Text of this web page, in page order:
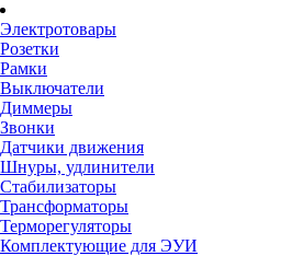
Электротовары
Розетки
Рамки
Выключатели
Диммеры
Звонки
Датчики движения
Шнуры, удлинители
Стабилизаторы
Трансформаторы
Терморегуляторы
Комплектующие для ЭУИ